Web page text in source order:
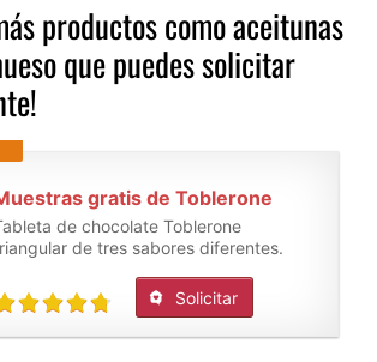
productos como aceitunas
que puedes solicitar
gratis de Toblerone
de chocolate Toblerone
de tres sabores diferentes.
Solicitar